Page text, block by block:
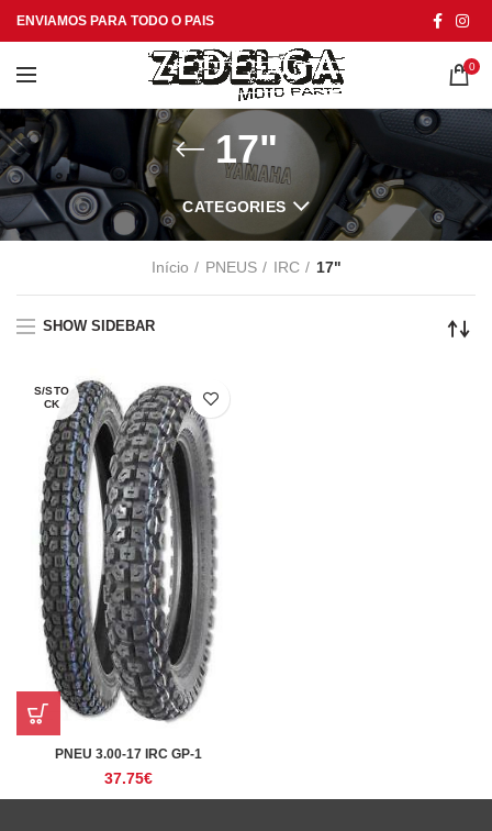
ENVIAMOS PARA TODO O PAIS
0
17"
CATEGORIES
Início PNEUS IRC 17"
SHOW SIDEBAR
S/STO
CK
PNEU 3.00-17 IRC GP-1
37.75€